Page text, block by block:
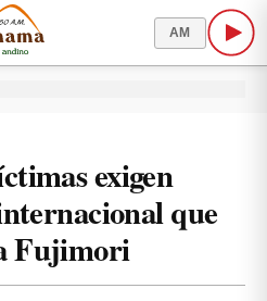
AM
exigen
que
Fujimori